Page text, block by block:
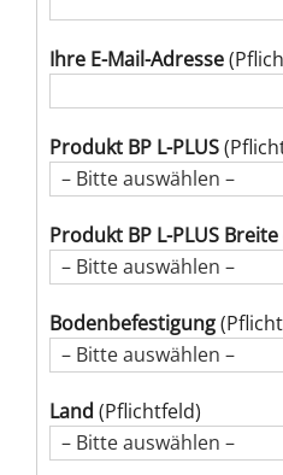
Ihre E-Mail-Adresse
Produkt BP L-PLUS
Produkt BP L-PLUS Breite
Bodenbefestigung
Land (Pflichtfeld)